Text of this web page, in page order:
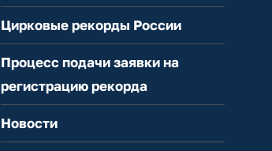
Цирковые рекорды России
Процесс подачи заявки на
регистрацию рекорда
Новости